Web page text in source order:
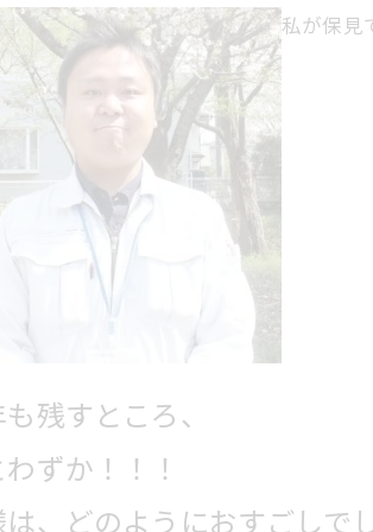
私が保見
残すところ、
ずか！！！
は、どのようにおすごし